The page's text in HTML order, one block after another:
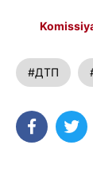
#ДТП